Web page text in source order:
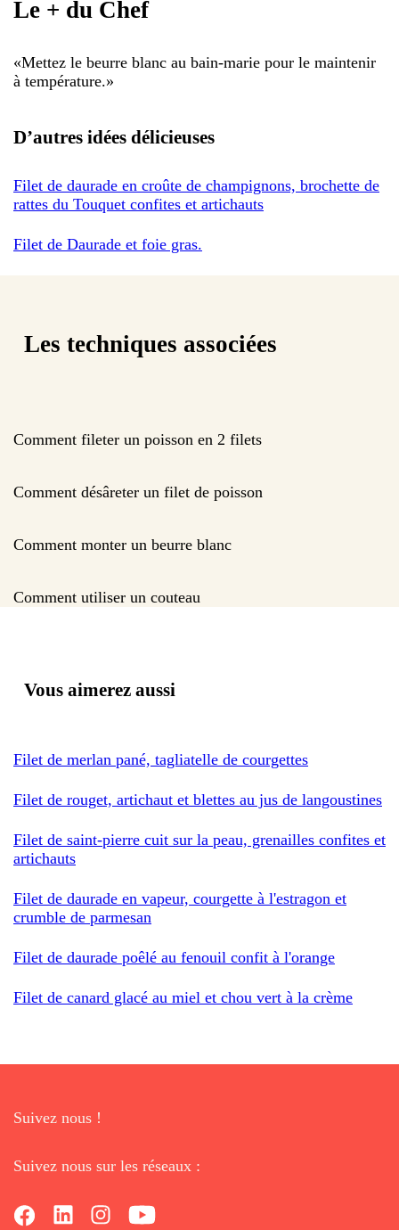
Le + du Chef
«Mettez le beurre blanc au bain-marie pour le maintenir
à température.»
D’autres idées délicieuses
Filet de daurade en croûte de champignons, brochette de
rattes du Touquet confites et artichauts
Filet de Daurade et foie gras.
Les techniques associées
Comment fileter un poisson en 2 filets
Comment désâreter un filet de poisson
Comment monter un beurre blanc
Comment utiliser un couteau
Vous aimerez aussi
Filet de merlan pané, tagliatelle de courgettes
Filet de rouget, artichaut et blettes au jus de langoustines
Filet de saint-pierre cuit sur la peau, grenailles confites et
artichauts
Filet de daurade en vapeur, courgette à l'estragon et
crumble de parmesan
Filet de daurade poêlé au fenouil confit à l'orange
Filet de canard glacé au miel et chou vert à la crème
Suivez nous !
Suivez nous sur les réseaux :